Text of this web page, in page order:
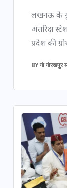
लखनऊ के
अंतरिक्ष
प्रदेश की
BYगो गोरखपुर